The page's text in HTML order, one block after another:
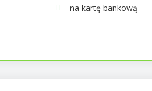
na kartę bankową